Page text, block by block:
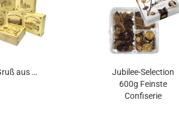
aus …
Jubilee-Selection
600g Feinste
Confiserie